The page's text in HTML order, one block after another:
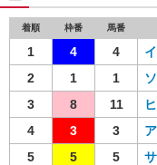
着順 枠番 馬番
1 4 4
2
1 1
3
8 11
4
3 3
5
5 5